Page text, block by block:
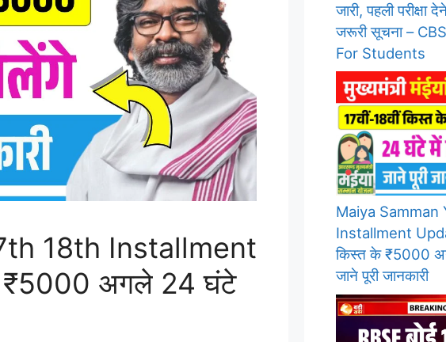
18th Installment
₹5000 अगले 24 घंटे
जारी, पहली परीक्षा
जरूरी सूचना –
For Students
Maiya Samman
Installment
किस्त के ₹5000
जाने पूरी जानकारी